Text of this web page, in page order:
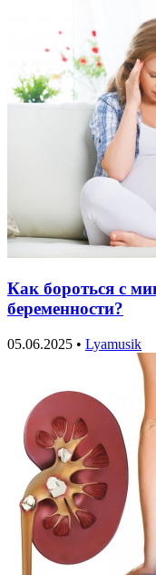
Как бороться с
беременности?
05.06.2025 • Lyamusik